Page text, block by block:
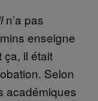
n’a pas
enseigne
ça, il était
Selon
académiques